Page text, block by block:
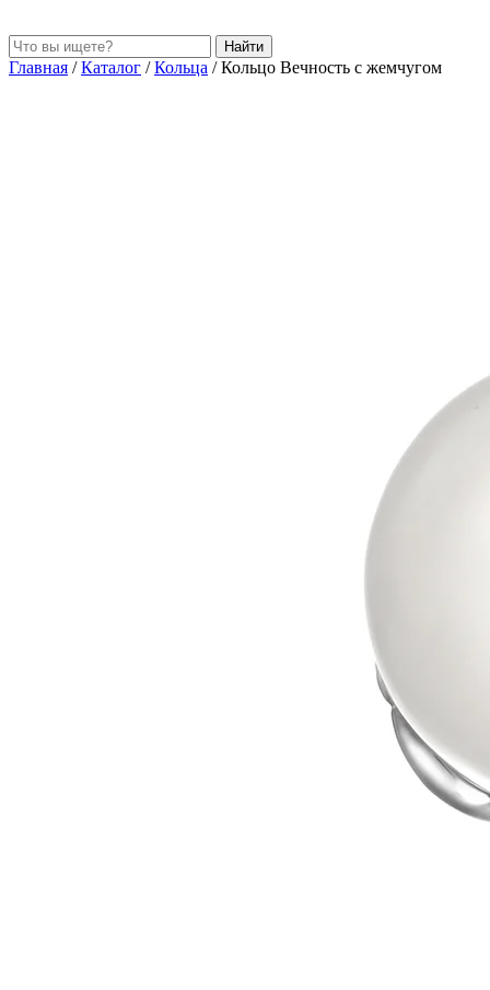
Найти
Главная / Каталог / Кольца / Кольцо Вечность с жемчугом